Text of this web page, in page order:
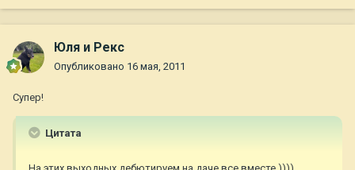
Юля и Рекс
Опубликовано 16 мая, 2011
Супер!
Цитата